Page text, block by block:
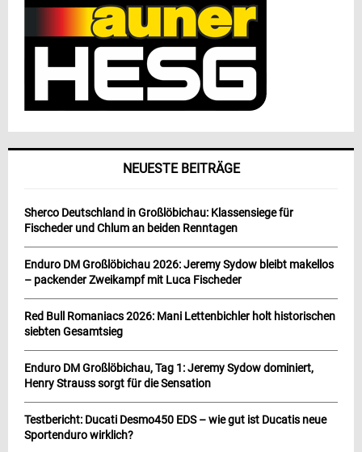
NEUESTE BEITRÄGE
Sherco Deutschland in Großlöbichau: Klassensiege für
Fischeder und Chlum an beiden Renntagen
Enduro DM Großlöbichau 2026: Jeremy Sydow bleibt makellos
– packender Zweikampf mit Luca Fischeder
Red Bull Romaniacs 2026: Mani Lettenbichler holt historischen
siebten Gesamtsieg
Enduro DM Großlöbichau, Tag 1: Jeremy Sydow dominiert,
Henry Strauss sorgt für die Sensation
Testbericht: Ducati Desmo450 EDS – wie gut ist Ducatis neue
Sportenduro wirklich?